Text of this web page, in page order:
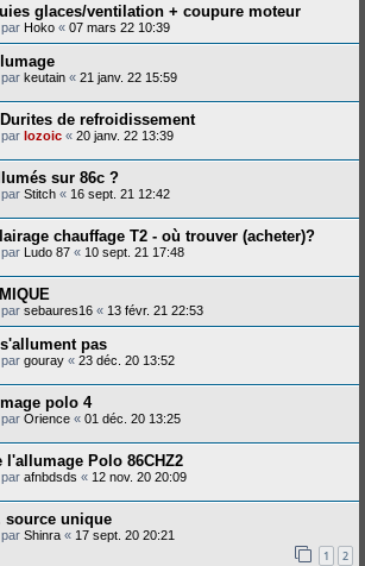
glaces/ventilation + coupure moteur
Hoko « 07 mars 22 10:39
keutain « 21 janv. 22 15:59
de refroidissement
lozoic « 20 janv. 22 13:39
sur 86c ?
Stitch « 16 sept. 21 12:42
chauffage T2 - où trouver (acheter)?
Ludo 87 « 10 sept. 21 17:48
sebaures16 « 13 févr. 21 22:53
pas
gouray « 23 déc. 20 13:52
polo 4
Orience « 01 déc. 20 13:25
l'allumage Polo 86CHZ2
afnbdsds « 12 nov. 20 20:09
unique
Shinra « 17 sept. 20 20:21
1 2